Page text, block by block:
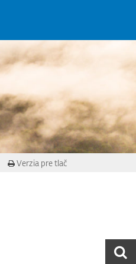
Verzia pre tlač